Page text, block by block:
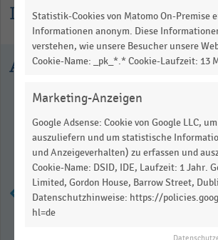
Informationen zur
Ausgewählte Statistiken
Statistik-Cookies von Matomo On-Premise
Informationen anonym. Diese
verstehen, wie unsere Besucher unsere
Cookie-Name: _pk_*.* Cookie-Laufzeit: 13
Marketing-Anzeigen
Google Adsense: Cookie von Google LLC,
auszuliefern und um statistische
und Anzeigeverhalten) zu erfassen und
Cookie-Name: DSID, IDE, Laufzeit: 1 Jahr.
Limited, Gordon House, Barrow Street,
Datenschutzhinweise: https://
hl=de